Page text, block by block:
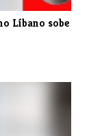
Líbano sobe